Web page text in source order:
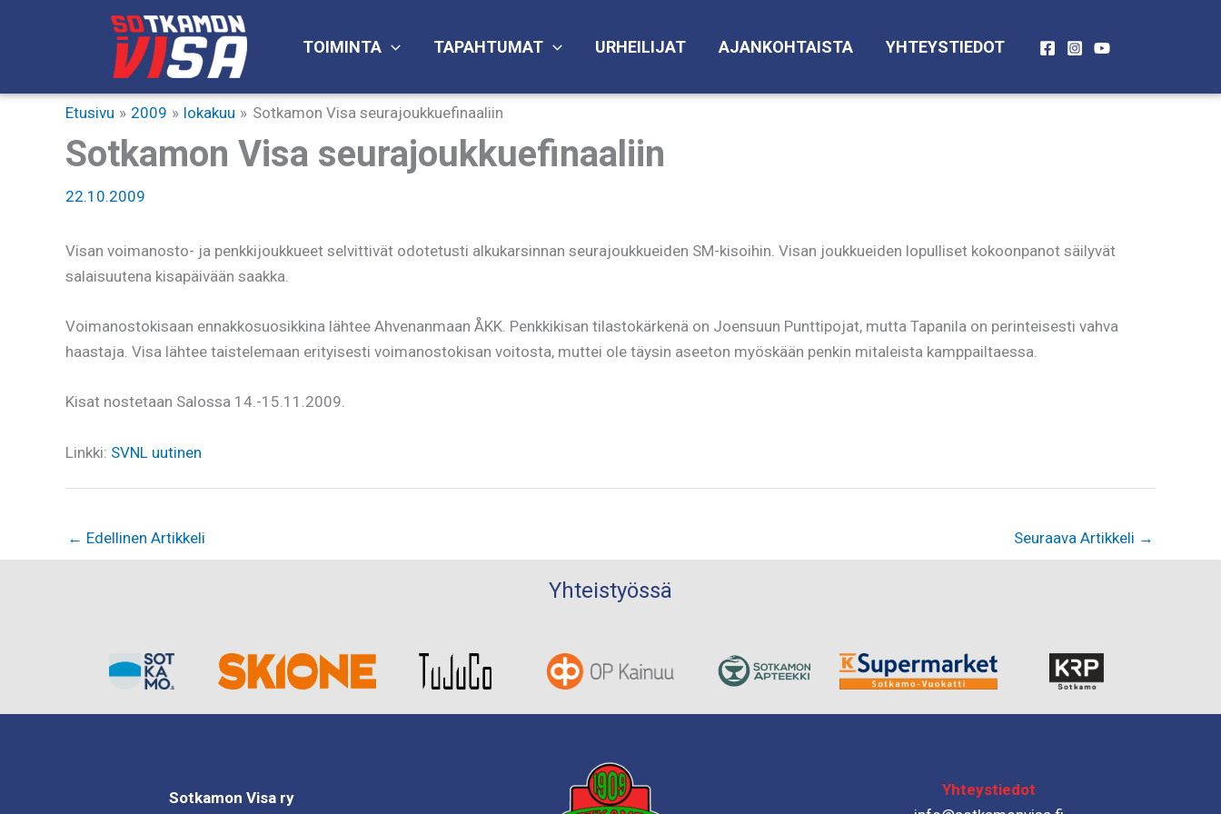
TOIMINTA TAPAHTUMAT URHEILIJAT AJANKOHTAISTA YHTEYSTIEDOT
Etusivu 2009 lokakuu Sotkamon Visa seurajoukkuefinaaliin
Sotkamon Visa seurajoukkuefinaaliin
22.10.2009
Visan voimanosto- ja penkkijoukkueet selvittivät odotetusti alkukarsinnan seurajoukkueiden SM-kisoihin. Visan joukkueiden lopulliset kokoonpanot säilyvät
salaisuutena kisapäivään saakka.
Voimanostokisaan ennakkosuosikkina lähtee Ahvenanmaan ÅKK. Penkkikisan tilastokärkenä on Joensuun Punttipojat, mutta Tapanila on perinteisesti vahva
haastaja. Visa lähtee taistelemaan erityisesti voimanostokisan voitosta, muttei ole täysin aseeton myöskään penkin mitaleista kamppailtaessa.
Kisat nostetaan Salossa 14.-15.11.2009.
Linkki: SVNL uutinen
← Edellinen Artikkeli Seuraava Artikkeli →
Yhteistyössä
Sotkamon Visa ry
Yhteystiedot